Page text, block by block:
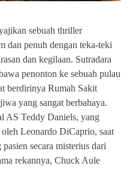
sebuah thriller
dan penuh dengan teka-teki
dan kegilaan. Sutradara
penonton ke sebuah pulau
berdirinya Rumah Sakit
yang sangat berbahaya.
AS Teddy Daniels, yang
Leonardo DiCaprio, saat
secara misterius dari
rekannya, Chuck Aule